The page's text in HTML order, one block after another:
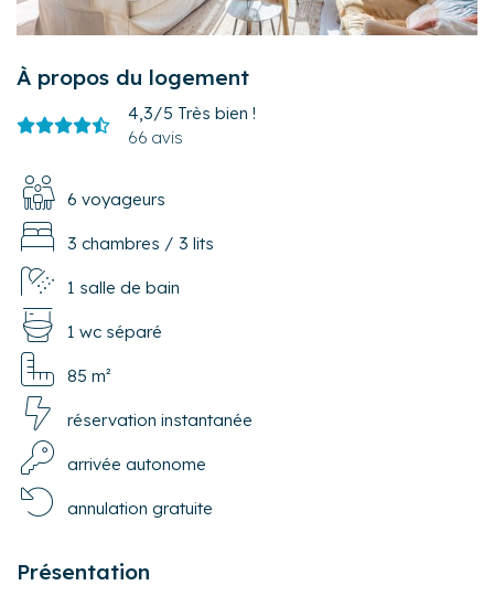
À propos du logement
4,3/5 Très bien !
66 avis
6 voyageurs
3 chambres / 3 lits
1 salle de bain
1 wc séparé
85 m²
réservation instantanée
arrivée autonome
annulation gratuite
Présentation